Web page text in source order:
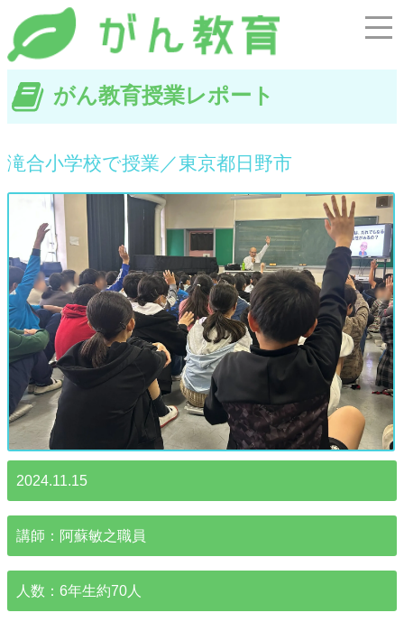
がん教育授業レポート
滝合小学校で授業／東京都日野市
2024.11.15
講師：阿蘇敏之職員
人数：6年生約70人